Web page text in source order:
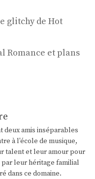
glitchy de Hot
Romance et plans
deux amis inséparables
à l'école de musique,
talent et leur amour pour
leur héritage familial
dans ce domaine.